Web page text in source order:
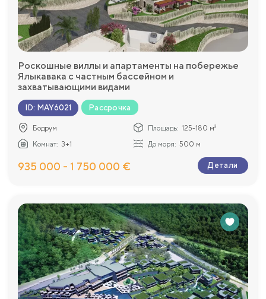
Роскошные виллы и апартаменты на побережье
Ялыкавака с частным бассейном и
захватывающими видами
ID: MAY6021 Рассрочка
Бодрум Площадь: 125-180 м²
Комнат: 3+1 До моря: 500 м
935 000 - 1 750 000 € Детали